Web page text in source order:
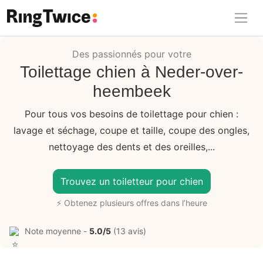
Ring Twice
Des passionnés pour votre
Toilettage chien à Neder-over-
heembeek
Pour tous vos besoins de toilettage pour chien :
lavage et séchage, coupe et taille, coupe des ongles,
nettoyage des dents et des oreilles,...
Trouvez un toiletteur pour chien
⚡ Obtenez plusieurs offres dans l’heure
Note moyenne - 5.0/5 (13 avis)